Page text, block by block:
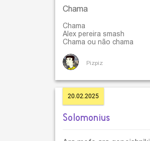
Chama
Chama
Alex pereira smash
Chama ou não chama
Pizpiz
20.02.2025
Solomonius